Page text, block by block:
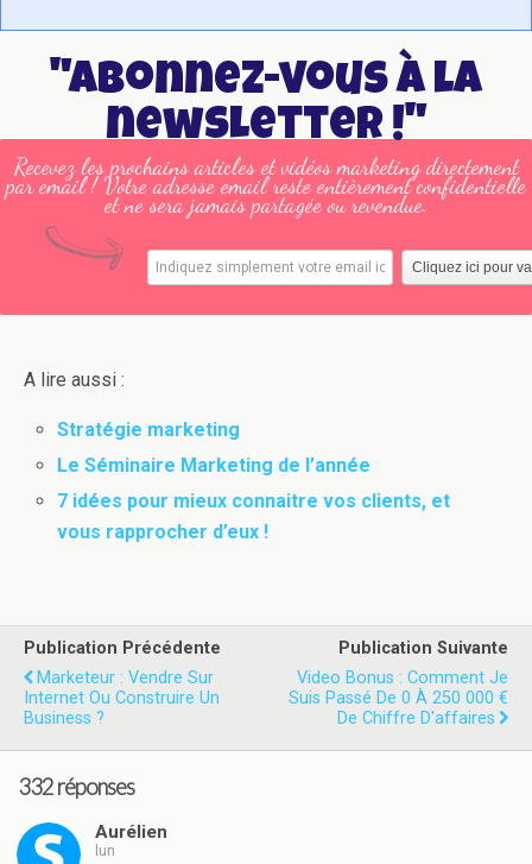
"Abonnez-vous à la
newsletter !"
Recevez les prochains articles et vidéos marketing directement
par email ! Votre adresse email reste entièrement confidentielle
et ne sera jamais partagée ou revendue.
A lire aussi :
Stratégie marketing
Le Séminaire Marketing de l’année
7 idées pour mieux connaitre vos clients, et
vous rapprocher d’eux !
Publication Précédente
Marketeur : Vendre Sur
Internet Ou Construire Un
Business ?
Publication Suivante
Video Bonus : Comment Je
Suis Passé De 0 À 250 000 €
De Chiffre D'affaires
332 réponses
Aurélien
lun